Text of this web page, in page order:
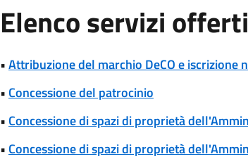
Elenco servizi offerti
•Attribuzione del marchio DeCO e
• Concessione del patrocinio
• Concessione di spazi di proprietà
• Concessione di spazi di proprietà